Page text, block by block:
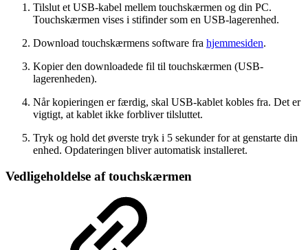
Tilslut et USB-kabel mellem touchskærmen og din PC.
Touchskærmen vises i stifinder som en USB-lagerenhed.
Download touchskærmens software fra hjemmesiden.
Kopier den downloadede fil til touchskærmen (USB-
lagerenheden).
Når kopieringen er færdig, skal USB-kablet kobles fra. Det er
vigtigt, at kablet ikke forbliver tilsluttet.
Tryk og hold det øverste tryk i 5 sekunder for at genstarte din
enhed. Opdateringen bliver automatisk installeret.
Vedligeholdelse af touchskærmen